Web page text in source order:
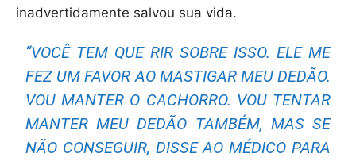
inadvertidamente salvou sua vida.
“VOCÊ TEM QUE RIR SOBRE ISSO. ELE ME
FEZ UM FAVOR AO MASTIGAR MEU DEDÃO.
VOU MANTER O CACHORRO. VOU TENTAR
MANTER MEU DEDÃO TAMBÉM, MAS SE
NÃO CONSEGUIR, DISSE AO MÉDICO PARA